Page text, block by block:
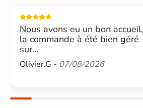
Nous avons eu un bon accueil,
la commande à été bien géré
sur...
Olivier.G - 07/08/2026